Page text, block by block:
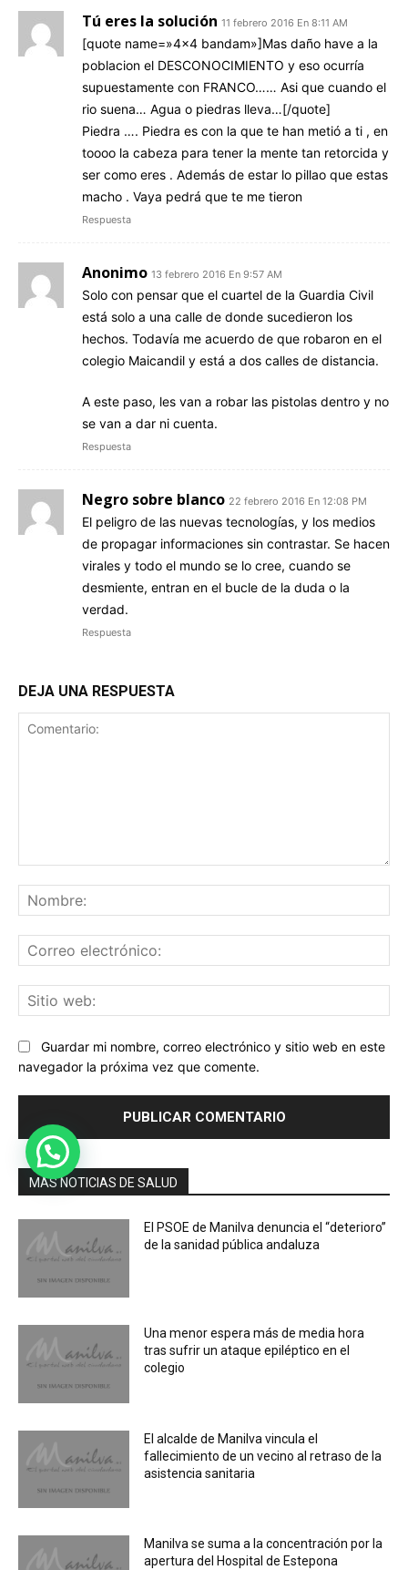
Tú eres la solución 11 febrero 2016 En 8:11 AM
[quote name=»4×4 bandam»]Mas daño have a la
poblacion el DESCONOCIMIENTO y eso ocurría
supuestamente con FRANCO…… Asi que cuando el
rio suena… Agua o piedras lleva…[/quote]
Piedra …. Piedra es con la que te han metió a ti , en
toooo la cabeza para tener la mente tan retorcida y
ser como eres . Además de estar lo pillao que estas
macho . Vaya pedrá que te me tieron
Respuesta
Anonimo 13 febrero 2016 En 9:57 AM
Solo con pensar que el cuartel de la Guardia Civil
está solo a una calle de donde sucedieron los
hechos. Todavía me acuerdo de que robaron en el
colegio Maicandil y está a dos calles de distancia.
A este paso, les van a robar las pistolas dentro y no
se van a dar ni cuenta.
Respuesta
Negro sobre blanco 22 febrero 2016 En 12:08 PM
El peligro de las nuevas tecnologías, y los medios
de propagar informaciones sin contrastar. Se hacen
virales y todo el mundo se lo cree, cuando se
desmiente, entran en el bucle de la duda o la
verdad.
Respuesta
DEJA UNA RESPUESTA
Guardar mi nombre, correo electrónico y sitio web en este
navegador la próxima vez que comente.
MÁS NOTICIAS DE SALUD
El PSOE de Manilva denuncia el “deterioro”
de la sanidad pública andaluza
Una menor espera más de media hora
tras sufrir un ataque epiléptico en el
colegio
El alcalde de Manilva vincula el
fallecimiento de un vecino al retraso de la
asistencia sanitaria
Manilva se suma a la concentración por la
apertura del Hospital de Estepona